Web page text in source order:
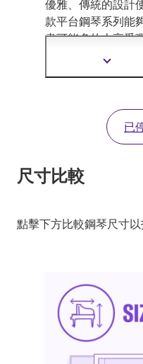
優雅、傳統的設計
款平台鋼琴系列能
盡可能多的人享受
然它尺
顯
示
資
訊
已
尺寸比較
點擊下方比較鋼琴尺寸以